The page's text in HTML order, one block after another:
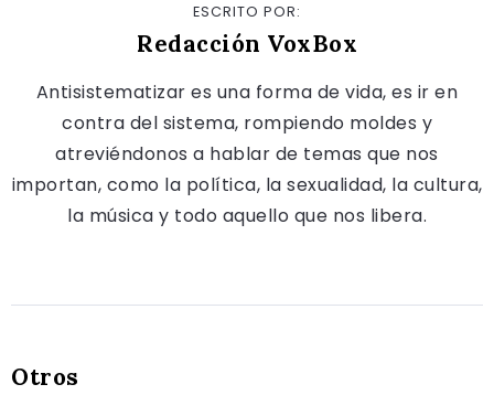
ESCRITO POR:
Redacción VoxBox
Antisistematizar es una forma de vida, es ir en
contra del sistema, rompiendo moldes y
atreviéndonos a hablar de temas que nos
importan, como la política, la sexualidad, la cultura,
la música y todo aquello que nos libera.
Otros